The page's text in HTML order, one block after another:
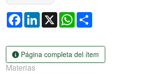
FacebookLinkedIn
X WhatsApp
Página completa del ítem
Materias